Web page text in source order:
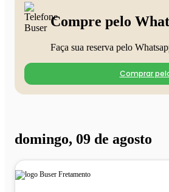
Compre pelo
Faça sua reserva pelo
Comprar
domingo, 09 de agosto